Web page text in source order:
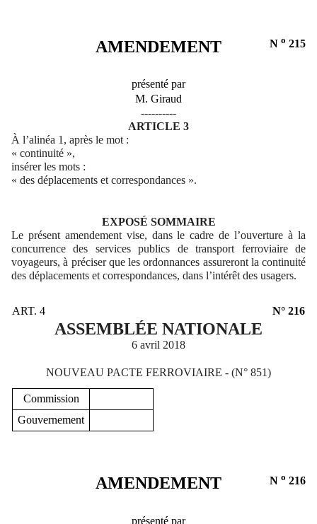
AMENDEMENT N o 215
présenté par
M. Giraud
----------
ARTICLE 3
À l’alinéa 1, après le mot :
« continuité »,
insérer les mots :
« des déplacements et correspondances ».
EXPOSÉ SOMMAIRE
Le présent amendement vise, dans le cadre de l’ouverture à la
concurrence des services publics de transport ferroviaire de
voyageurs, à préciser que les ordonnances assureront la continuité
des déplacements et correspondances, dans l’intérêt des usagers.
ART. 4 N° 216
ASSEMBLÉE NATIONALE
6 avril 2018
NOUVEAU PACTE FERROVIAIRE - (N° 851)
Commission
Gouvernement
AMENDEMENT N o 216
présenté par